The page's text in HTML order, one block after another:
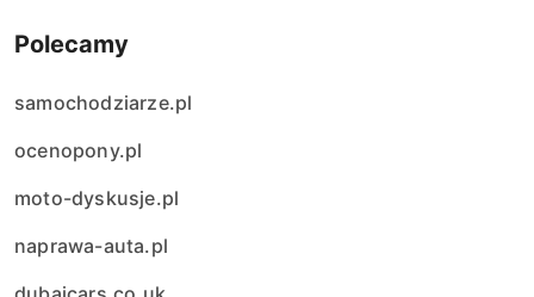
Polecamy
samochodziarze.pl
ocenopony.pl
moto-dyskusje.pl
naprawa-auta.pl